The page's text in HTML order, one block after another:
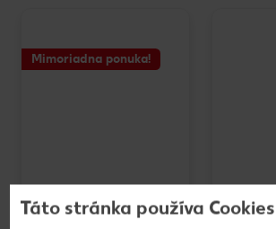
Mimoriadna ponuka!
Táto stránka používa Cookies